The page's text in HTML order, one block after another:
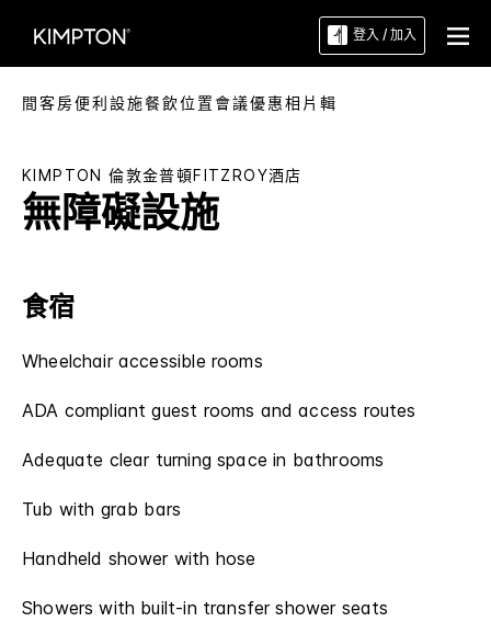
登入 / 加入
間客房便利設施餐飲位置會議優惠相片輯
KIMPTON 倫敦金普頓FITZROY酒店
無障礙設施
食宿
Wheelchair accessible rooms
ADA compliant guest rooms and access routes
Adequate clear turning space in bathrooms
Tub with grab bars
Handheld shower with hose
Showers with built-in transfer shower seats